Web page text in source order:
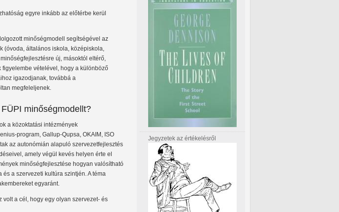
egyre inkább az előtérbe kerül
minőségmodell segítségével az
(óvoda, általános iskola, középiskola,
új, másoktól eltérő,
vételével, hogy a különböző
igazodjanak, továbbá a
megfeleljenek.
minőségmodellt?
a közoktatási intézmények
program, Gallup-Qupsa, OKAIM, ISO
az autonómián alapuló szervezetfejlesztés
amely végül kevés helyen érte el
minőségfejlesztése hogyan valósítható
a szervezeti kultúra szintjén. A téma
egyaránt.
a cél, hogy egy olyan szervezet- és
Jegyzetek az értékelésről